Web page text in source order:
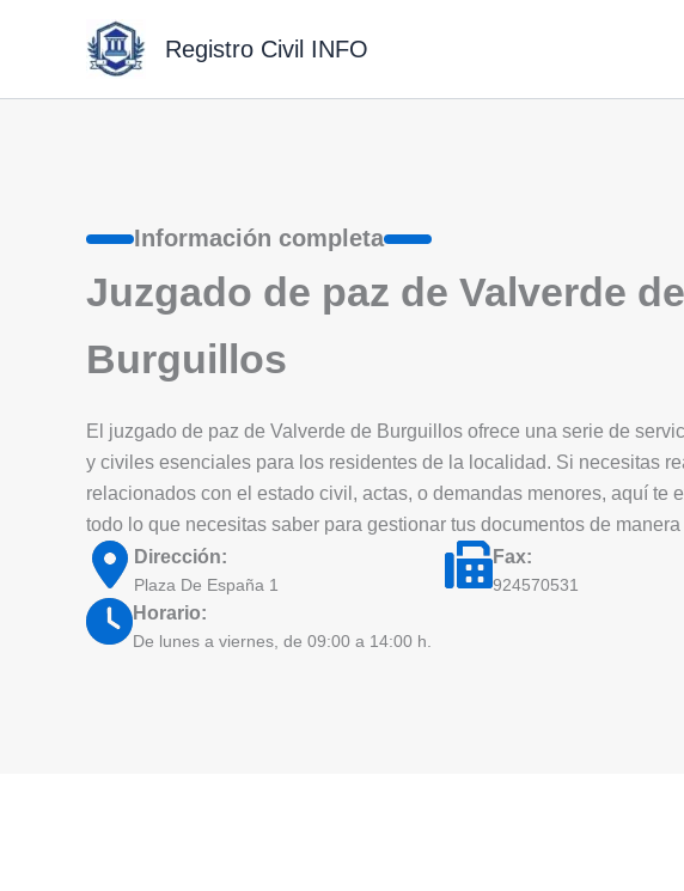
Registro Civil INFO
Información completa
Juzgado de paz de Valverde de
Burguillos
El juzgado de paz de Valverde de Burguillos ofrece una serie de
y civiles esenciales para los residentes de la localidad. Si necesitas
relacionados con el estado civil, actas, o demandas menores, aquí te
todo lo que necesitas saber para gestionar tus documentos de manera
Dirección:
Plaza De España 1
Fax:
924570531
Horario:
De lunes a viernes, de 09:00 a 14:00 h.